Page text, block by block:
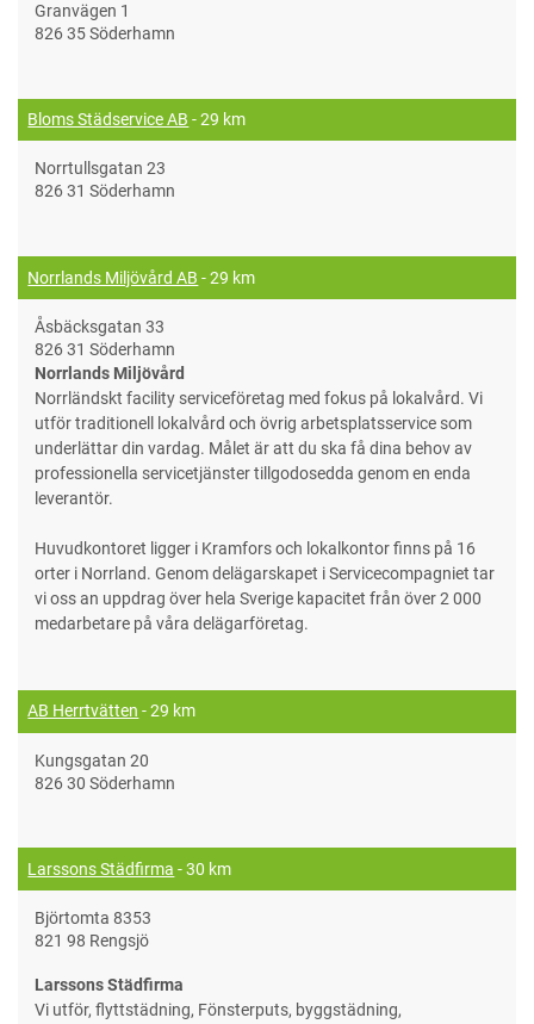
Granvägen 1
826 35 Söderhamn
Bloms Städservice AB - 29 km
Norrtullsgatan 23
826 31 Söderhamn
Norrlands Miljövård AB - 29 km
Åsbäcksgatan 33
826 31 Söderhamn
Norrlands Miljövård
Norrländskt facility serviceföretag med fokus på lokalvård. Vi
utför traditionell lokalvård och övrig arbetsplatsservice som
underlättar din vardag. Målet är att du ska få dina behov av
professionella servicetjänster tillgodosedda genom en enda
leverantör.
Huvudkontoret ligger i Kramfors och lokalkontor finns på 16
orter i Norrland. Genom delägarskapet i Servicecompagniet tar
vi oss an uppdrag över hela Sverige kapacitet från över 2 000
medarbetare på våra delägarföretag.
AB Herrtvätten - 29 km
Kungsgatan 20
826 30 Söderhamn
Larssons Städfirma - 30 km
Björtomta 8353
821 98 Rengsjö
Larssons Städfirma
Vi utför, flyttstädning, Fönsterputs, byggstädning,